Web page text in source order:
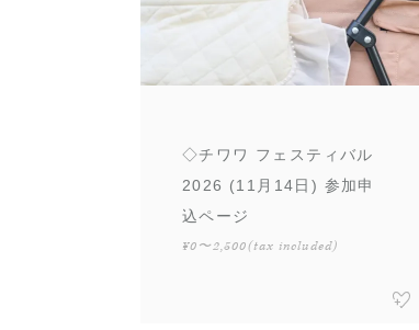
◇チワワ フェスティバル
2026 (11月14日) 参加申
込ページ
¥0〜2,500(tax included)